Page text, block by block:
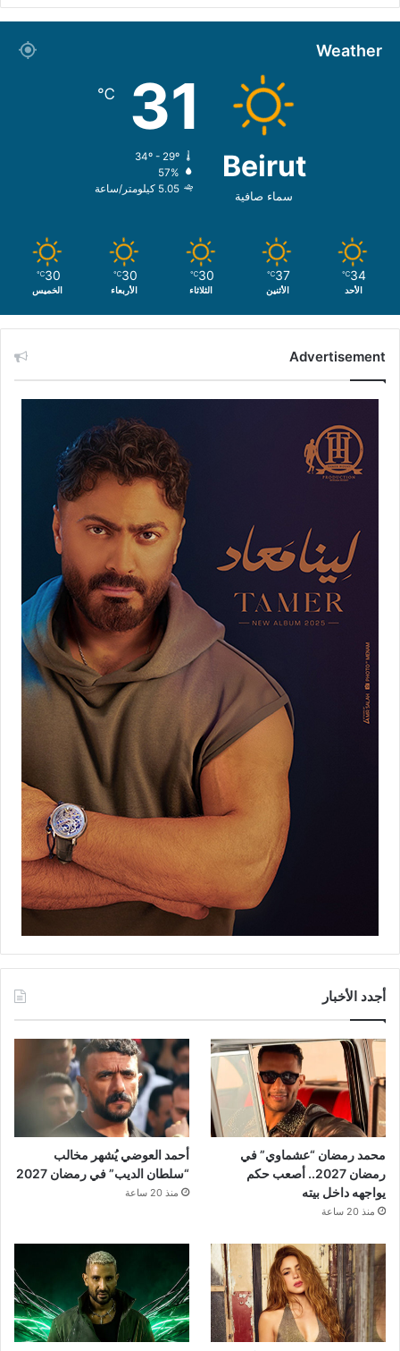
Weather
Beirut
سماء صافية
31
℃
34º - 29º
57%
5.05 كيلومتر/ساعة
34
℃
الأحد
37
℃
الأثنين
30
℃
الثلاثاء
30
℃
الأربعاء
30
℃
الخميس
Advertisement
أجدد الأخبار
محمد رمضان “عشماوي” في
رمضان 2027.. أصعب حكم
يواجهه داخل بيته
منذ 20 ساعة
أحمد العوضي يُشهر مخالب
“سلطان الديب” في رمضان 2027
منذ 20 ساعة